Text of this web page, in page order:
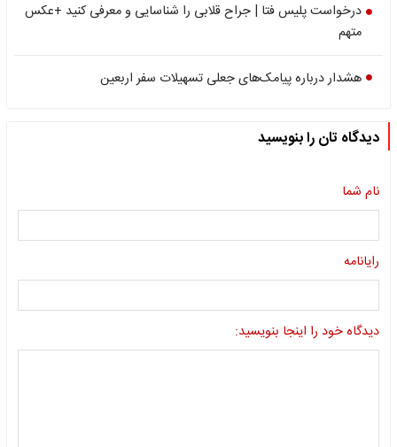
درخواست پلیس فتا | جراح قلابی را شناسایی و معرفی کنید +عکس
متهم
هشدار درباره پیامک‌های جعلی تسهیلات سفر اربعین
دیدگاه تان را بنویسید
نام شما
رایانامه
دیدگاه خود را اینجا بنویسید: